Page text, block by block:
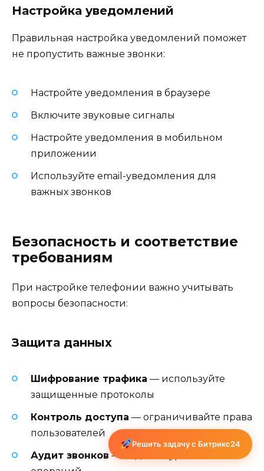
Настройка уведомлений
Правильная настройка уведомлений поможет
не пропустить важные звонки:
Настройте уведомления в браузере
Включите звуковые сигналы
Настройте уведомления в мобильном
приложении
Используйте email-уведомления для
важных звонков
Безопасность и соответствие
требованиям
При настройке телефонии важно учитывать
вопросы безопасности:
Защита данных
Шифрование трафика — используйте
защищенные протоколы
Контроль доступа — ограничивайте права
пользователей
Аудит звонков— ведите журнал всех
Решить задачу с Битрикс24